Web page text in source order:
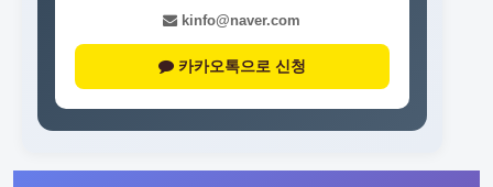
kinfo@naver.com
카카오톡으로 신청